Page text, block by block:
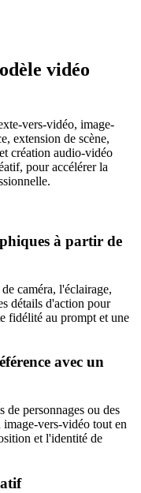
vidéo
vers-vidéo, image-
extension de scène,
création audio-vidéo
pour accélérer la
à partir de
caméra, l'éclairage,
détails d'action pour
fidélité au prompt et une
avec un
de personnages ou des
vers-vidéo tout en
et l'identité de